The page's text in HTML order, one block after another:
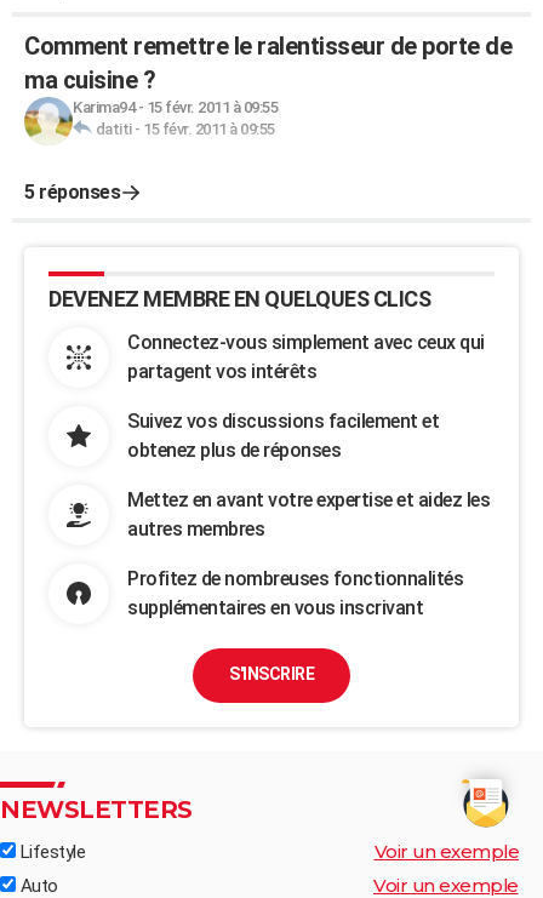
Comment remettre le ralentisseur de porte de
ma cuisine ?
Karima94- 15 févr. 2011 à 09:55
datiti- 15 févr. 2011 à 09:55
5 réponses
DEVENEZ MEMBRE EN QUELQUES CLICS
Connectez-vous simplement avec ceux qui
partagent vos intérêts
Suivez vos discussions facilement et
obtenez plus de réponses
Mettez en avant votre expertise et aidez les
autres membres
Profitez de nombreuses fonctionnalités
supplémentaires en vous inscrivant
S'INSCRIRE
NEWSLETTERS
Lifestyle Voir un exemple
Auto Voir un exemple